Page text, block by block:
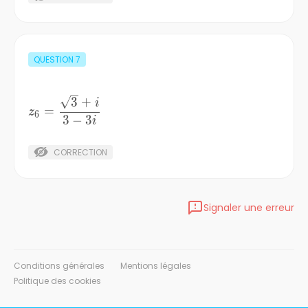
QUESTION 7
z_{6}
=\frac{\sqrt{3}
z6 =
3 − 3i
3 + i
CORRECTION
Signaler une erreur
Conditions générales
Mentions légales
Politique des cookies